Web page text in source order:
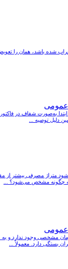
شده باشد، همان را
ابتدا به‌صورت شفاف در
دلیل توصیه ...
متراژ مصرفی بیشتر از
چگونه مشخص می‌شود؟ ...
مشخصی وجود ندارد و به
بستگی دارد. معمولاً ...